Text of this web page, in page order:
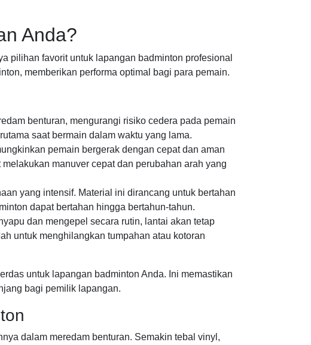
Anda?
pilihan favorit untuk lapangan badminton profesional
memberikan performa optimal bagi para pemain.
benturan, mengurangi risiko cedera pada pemain
saat bermain dalam waktu yang lama.
pemain bergerak dengan cepat dan aman
manuver cepat dan perubahan arah yang
yang intensif. Material ini dirancang untuk bertahan
dapat bertahan hingga bertahun-tahun.
dan mengepel secara rutin, lantai akan tetap
untuk menghilangkan tumpahan atau kotoran
untuk lapangan badminton Anda. Ini memastikan
bagi pemilik lapangan.
dalam meredam benturan. Semakin tebal vinyl,